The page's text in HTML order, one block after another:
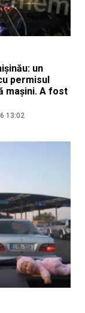
un
permisul
mașini. A fost
13:02